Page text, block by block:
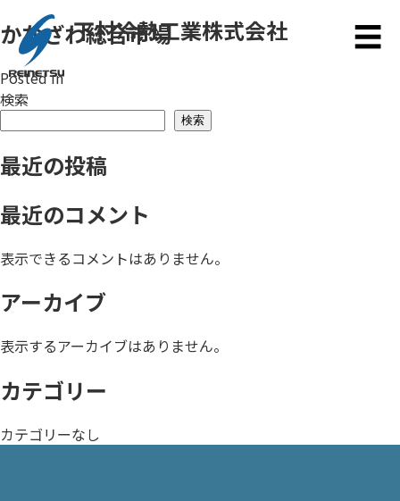
下村冷熱工業株式会社 メ
☰
かなざわ総合市場
Posted in
検索
検索
最近の投稿
最近のコメント
表示できるコメントはありません。
アーカイブ
表示するアーカイブはありません。
カテゴリー
カテゴリーなし